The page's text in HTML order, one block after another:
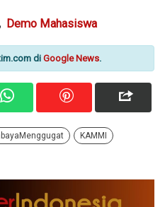
Demo Mahasiswa
diGoogle News.
KAMMI